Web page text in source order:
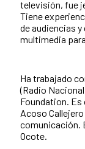
televisión, fue
Tiene
de audiencias
multimedia
Ha trabajado
(Radio
Foundation. Es
Acoso
comunicación.
Ocote.